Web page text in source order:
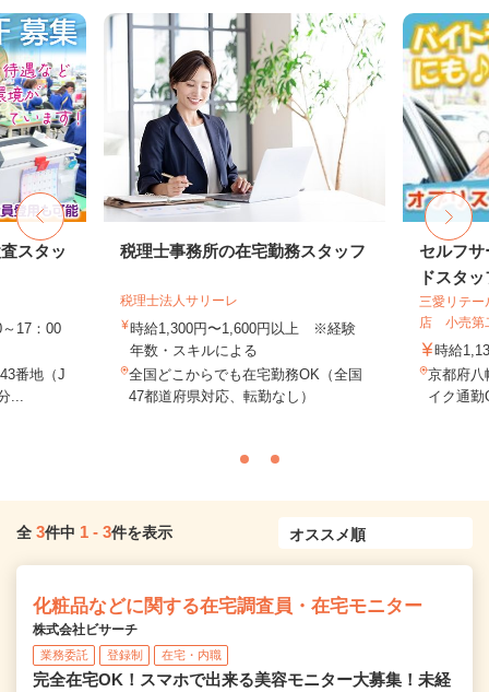
スタッ
17：00
番地（J
...
税理士事務所の在宅勤務スタッフ
税理士法人サリーレ
時給1,300円〜1,600円以上 ※経験
年数・スキルによる
全国どこからでも在宅勤務OK（全国
47都道府県対応、転勤なし）
セルフ
ドスタッ
三愛リテ
店 小売第
時給
京都府八
イク通
全 3件中 1 - 3件を表示
化粧品などに関する在宅調査員・在宅モニター
株式会社ビサーチ
業務委託 登録制 在宅・内職
完全在宅OK！スマホで出来る美容モニター大募集！未経